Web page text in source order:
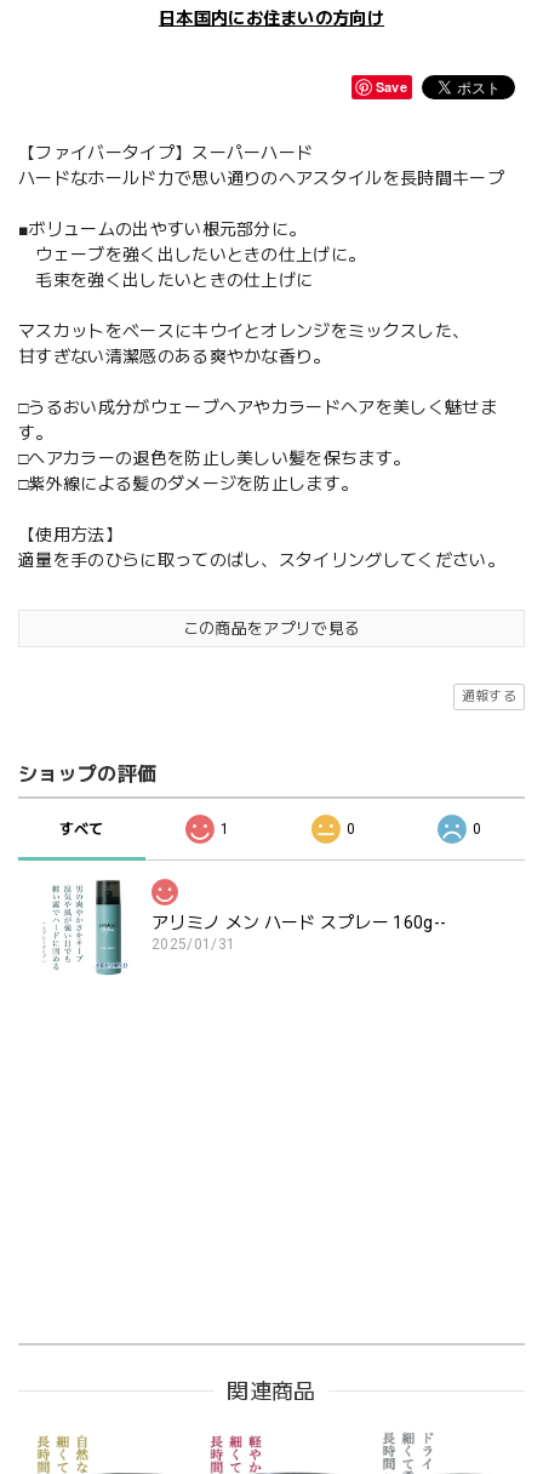
日本国内にお住まいの方向け
Save
【ファイバータイプ】スーパーハード
ハードなホールド力で思い通りのヘアスタイルを長時間キープ
■ボリュームの出やすい根元部分に。
ウェーブを強く出したいときの仕上げに。
毛束を強く出したいときの仕上げに
マスカットをベースにキウイとオレンジをミックスした、
甘すぎない清潔感のある爽やかな香り。
□うるおい成分がウェーブヘアやカラードヘアを美しく魅せま
す。
□ヘアカラーの退色を防止し美しい髪を保ちます。
□紫外線による髪のダメージを防止します。
【使用方法】
適量を手のひらに取ってのばし、スタイリングしてください。
この商品をアプリで見る
通報する
ショップの評価
すべて 1 0 0
アリミノ メン ハード スプレー 160g--
2025/01/31
関連商品